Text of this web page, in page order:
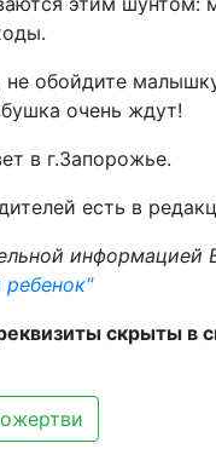
обойдите
очень ждут!
в г.Запорожье.
есть в
информацией
скрыты в